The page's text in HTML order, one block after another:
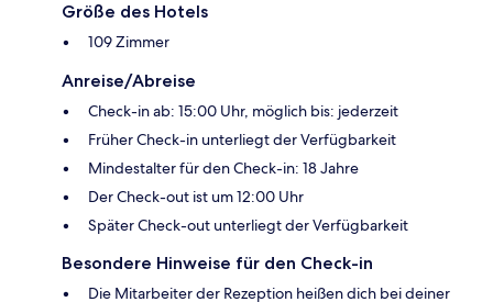
Größe des Hotels
109 Zimmer
Anreise/Abreise
Check-in ab: 15:00 Uhr, möglich bis: jederzeit
Früher Check-in unterliegt der Verfügbarkeit
Mindestalter für den Check-in: 18 Jahre
Der Check-out ist um 12:00 Uhr
Später Check-out unterliegt der Verfügbarkeit
Besondere Hinweise für den Check-in
Die Mitarbeiter der Rezeption heißen dich bei deiner